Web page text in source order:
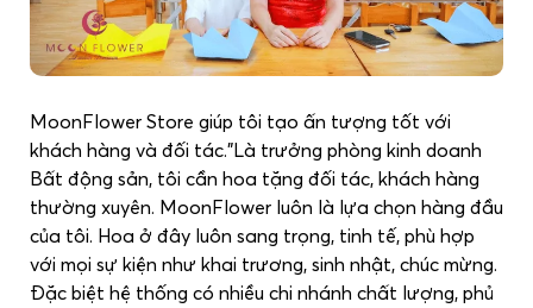
MoonFlower Store giúp tôi tạo ấn tượng tốt với
khách hàng và đối tác."Là trưởng phòng kinh doanh
Bất động sản, tôi cần hoa tặng đối tác, khách hàng
thường xuyên. MoonFlower luôn là lựa chọn hàng đầu
của tôi. Hoa ở đây luôn sang trọng, tinh tế, phù hợp
với mọi sự kiện như khai trương, sinh nhật, chúc mừng.
Đặc biệt hệ thống có nhiều chi nhánh chất lượng, phủ